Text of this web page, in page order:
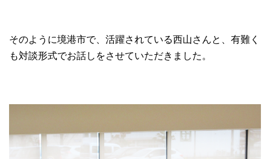
そのように境港市で、活躍されている西山さんと、有難く
も対談形式でお話しをさせていただきました。